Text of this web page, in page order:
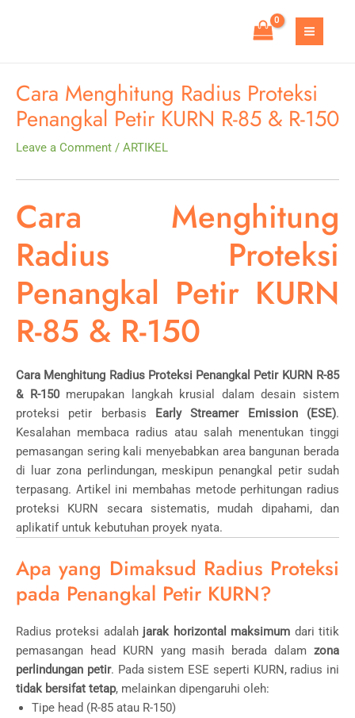
MAIN
Cara Menghitung Radius Proteksi
Penangkal Petir KURN R-85 & R-150
Leave a Comment / ARTIKEL
Cara Menghitung
Radius Proteksi
Penangkal Petir KURN
R-85 & R-150
Cara Menghitung Radius Proteksi Penangkal Petir KURN R-85
& R-150merupakan langkah krusial dalam desain sistem
proteksi petir berbasis Early Streamer Emission (ESE).
Kesalahan membaca radius atau salah menentukan tinggi
pemasangan sering kali menyebabkan area bangunan berada
di luar zona perlindungan, meskipun penangkal petir sudah
terpasang. Artikel ini membahas metode perhitungan radius
proteksi KURN secara sistematis, mudah dipahami, dan
aplikatif untuk kebutuhan proyek nyata.
Apa yang Dimaksud Radius Proteksi
pada Penangkal Petir KURN?
Radius proteksi adalah jarak horizontal maksimum dari titik
pemasangan head KURN yang masih berada dalam zona
perlindungan petir. Pada sistem ESE seperti KURN, radius ini
tidak bersifat tetap, melainkan dipengaruhi oleh:
Tipe head (R-85 atau R-150)